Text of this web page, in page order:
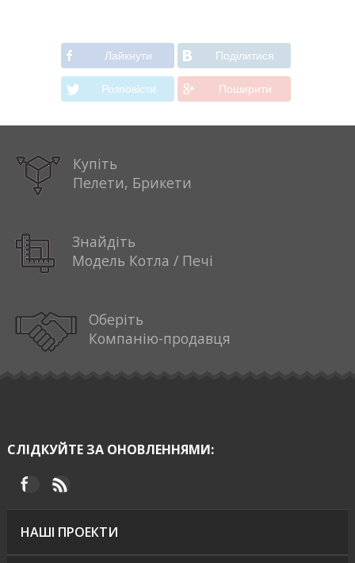
Лайкнути Подiлитися
Розповiсти Поширити
Купіть
Пелети, Брикети
Знайдіть
Модель Котла / Печі
Оберіть
Компанію-продавця
СЛІДКУЙТЕ ЗА ОНОВЛЕННЯМИ:
НАШІ ПРОЕКТИ